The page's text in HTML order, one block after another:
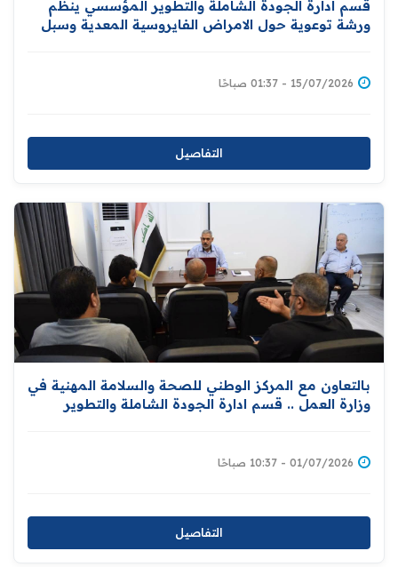
قسم ادارة الجودة الشاملة والتطوير المؤسسي ينظم
ورشة توعوية حول الامراض الفايروسية المعدية وسبل
15/07/2026 - 01:37 صباحًا
التفاصيل
بالتعاون مع المركز الوطني للصحة والسلامة المهنية في
وزارة العمل .. ‏قسم ادارة الجودة الشاملة والتطوير
01/07/2026 - 10:37 صباحًا
التفاصيل